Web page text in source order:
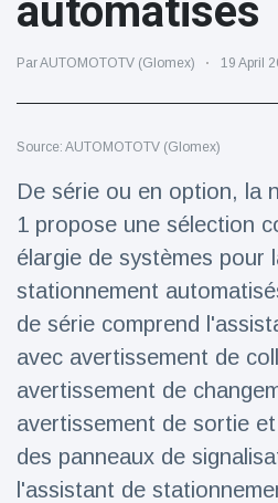
2023 Citroën
ë-C3 Reveal
18 March
38
Ferrari SP-8 -
Le Roadster
dérivé de la
F8 Spider est
le dernier
One-Off de
Maranello
23
Points de vue
Lotus dévoile
Emeya, sa
première
Hyper-GT
23
Points de vue
automatisés
Par AUTOMOTOTV (Glomex) 19 April
Source: AUTOMOTOTV (Glomex)
De série ou en option, la
1 propose une sélection
élargie de systèmes pour
stationnement
de série comprend
avec avertissement de
avertissement de
avertissement de sortie
des panneaux de
l'assistant de